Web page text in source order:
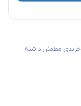
خریدی مطمئن داشته